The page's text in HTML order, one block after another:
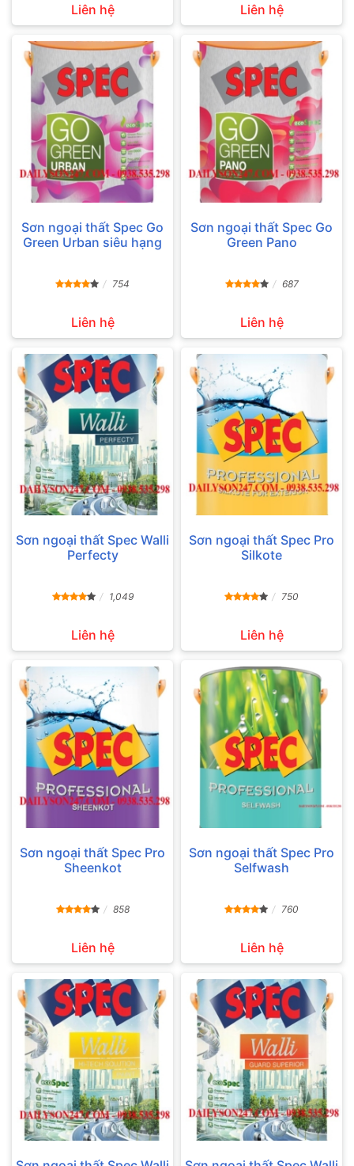
Liên hệ Liên hệ
Sơn ngoại thất Spec Go
Green Urban siêu hạng
754
Liên hệ
Sơn ngoại thất Spec Go
Green Pano
687
Liên hệ
Sơn ngoại thất Spec Walli
Perfecty
1,049
Liên hệ
Sơn ngoại thất Spec Pro
Silkote
750
Liên hệ
Sơn ngoại thất Spec Pro
Sheenkot
858
Liên hệ
Sơn ngoại thất Spec Pro
Selfwash
760
Liên hệ